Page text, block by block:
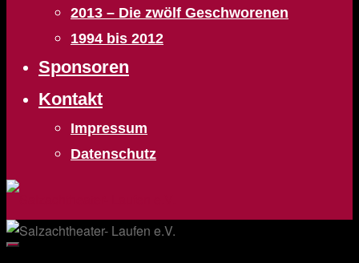
2013 – Die zwölf Geschworenen
1994 bis 2012
Sponsoren
Kontakt
Impressum
Datenschutz